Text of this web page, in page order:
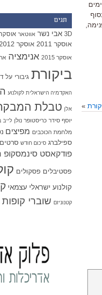
»
תגים
3D אבי נשר אווטאר אוסקר
אוסקר 2011 אוסקר 2012
אוסקר 2015 אנימציה
ביקורת גיבורי על
האקדמיה הישראלית לקולנוע
אלן טבלת
יוסף סידר כריסטופר נולן לייב
מלחמת הכוכבים מפיצים
ספילברג סיכום חודש
פודקאסט סינמסקופ
פסטיבלים פסקולים
קולנוע ישראלי עצמאי
קטנוניזם שוברי קופות